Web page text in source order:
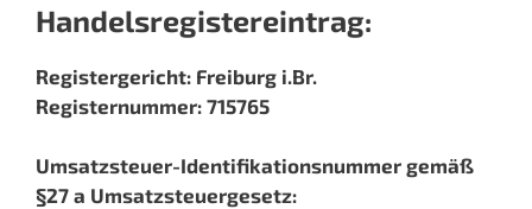
Handelsregistereintrag:
Registergericht: Freiburg i.Br.
Registernummer: 715765
Umsatzsteuer-Identifikationsnummer gemäß
§27 a Umsatzsteuergesetz: